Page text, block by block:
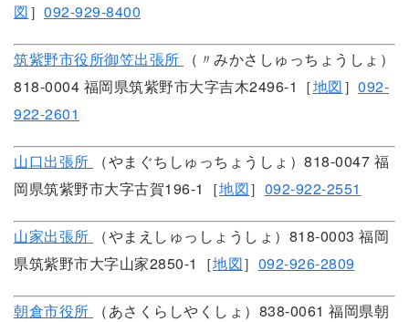
図］ 092-929-8400
筑紫野市役所御笠出張所
（〃みかさしゅっちょうしょ）
818-0004 福岡県筑紫野市大字吉木2496-1［地図］ 092-
922-2601
山口出張所
（やまぐちしゅっちょうしょ）818-0047 福
岡県筑紫野市大字古賀196-1［地図］ 092-922-2551
山家出張所
（やまえしゅっしょうしょ）818-0003 福岡
県筑紫野市大字山家2850-1［地図］ 092-926-2809
朝倉市役所
（あさくらしやくしょ）838-0061 福岡県朝